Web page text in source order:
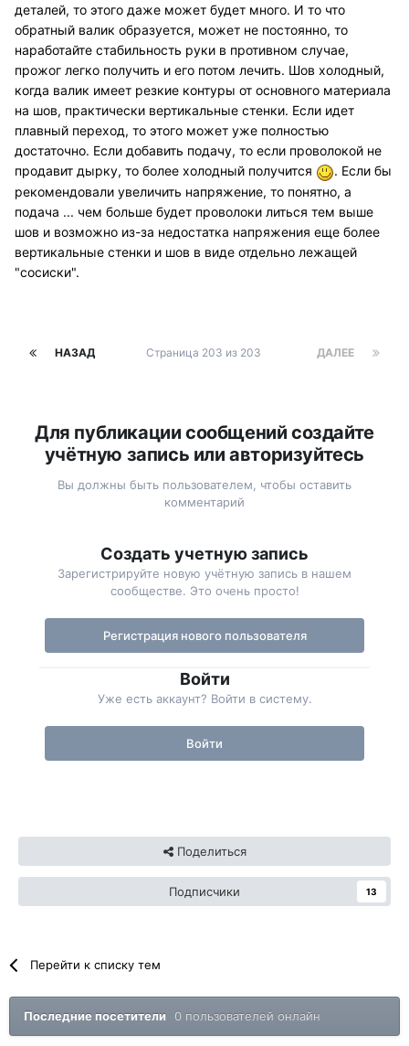
деталей, то этого даже может будет много. И то что
обратный валик образуется, может не постоянно, то
наработайте стабильность руки в противном случае,
прожог легко получить и его потом лечить. Шов холодный,
когда валик имеет резкие контуры от основного материала
на шов, практически вертикальные стенки. Если идет
плавный переход, то этого может уже полностью
достаточно. Если добавить подачу, то если проволокой не
продавит дырку, то более холодный получится
. Если бы
рекомендовали увеличить напряжение, то понятно, а
подача ... чем больше будет проволоки литься тем выше
шов и возможно из-за недостатка напряжения еще более
вертикальные стенки и шов в виде отдельно лежащей
"сосиски".
НАЗАД ДАЛЕЕ
Страница 203 из 203
Для публикации сообщений создайте
учётную запись или авторизуйтесь
Вы должны быть пользователем, чтобы оставить
комментарий
Создать учетную запись
Зарегистрируйте новую учётную запись в нашем
сообществе. Это очень просто!
Регистрация нового пользователя
Войти
Уже есть аккаунт? Войти в систему.
Войти
Поделиться
Подписчики 13
Перейти к списку тем
Последние посетители 0 пользователей онлайн